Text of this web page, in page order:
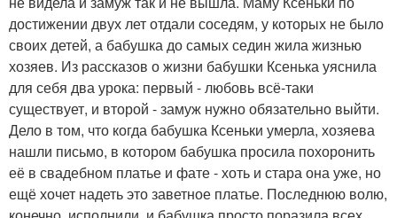
достижении двух лет отдали соседям, у которых не было
своих детей, а бабушка до самых седин жила жизнью
хозяев. Из рассказов о жизни бабушки Ксенька уяснила
для себя два урока: первый - любовь всё-таки
существует, и второй - замуж нужно обязательно выйти.
Дело в том, что когда бабушка Ксеньки умерла, хозяева
нашли письмо, в котором бабушка просила похоронить
её в свадебном платье и фате - хоть и стара она уже, но
ещё хочет надеть это заветное платье. Последнюю волю,